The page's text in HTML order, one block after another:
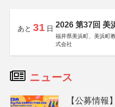
あと 31 日 2026 第37回 美
福井県美浜町、美浜町
式会社
ニュース
【公募情報